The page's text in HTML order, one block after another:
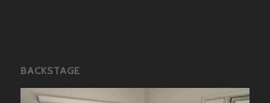
BACKSTAGE